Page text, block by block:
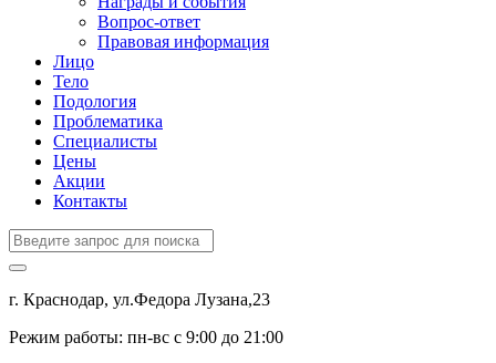
Вопрос-ответ
Правовая информация
Лицо
Тело
Подология
Проблематика
Специалисты
Цены
Акции
Контакты
г. Краснодар, ул.Федора Лузана,23
Режим работы: пн-вс c 9:00 до 21:00